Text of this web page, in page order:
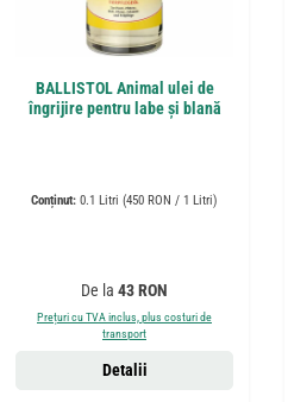
BALLISTOL Animal ulei de
îngrijire pentru labe și blană
Conținut: 0.1 Litri (450 RON / 1 Litri)
Preț obișnuit:
De la 43 RON
Prețuri cu TVA inclus, plus costuri de
transport
Detalii